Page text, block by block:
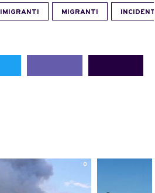
IMIGRANTI MIGRANTI INCIDENT
0